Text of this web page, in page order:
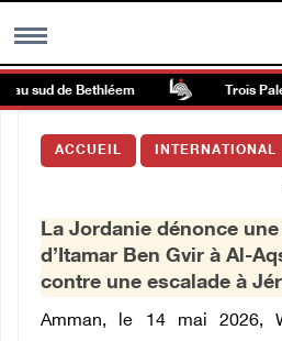
MENU
Galerie d’images
Centre palestinien
sud de Bethléem Trois
ACCUEIL INTERNATIONAL
La Jordanie dénonce
d’Itamar Ben Gvir à Al-
contre une escalade à
Amman, le 14 mai 2026,